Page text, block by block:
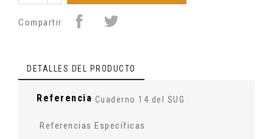
Compartir
DETALLES DEL PRODUCTO
Referencia Cuaderno 14 del SUG
Referencias Específicas